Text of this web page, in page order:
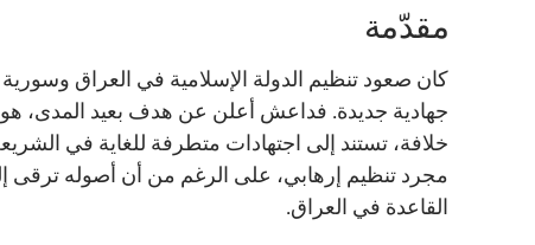
مقدّمة
كان صعود تنظيم الدولة الإسلامية في العراق
جهادية جديدة. فداعش أعلن عن هدف بعيد المدى، هو
خلافة، تستند إلى اجتهادات متطرفة للغاية في
مجرد تنظيم إرهابي، على الرغم من أن أصوله ترقى
القاعدة في العراق.